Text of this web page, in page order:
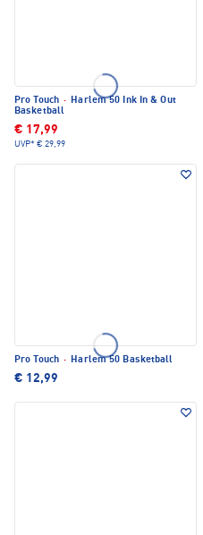
Pro Touch · Harlem 50 Ink In & Out
Basketball
€ 17,99
UVP* € 29,99
Pro Touch · Harlem 50 Basketball
€ 12,99